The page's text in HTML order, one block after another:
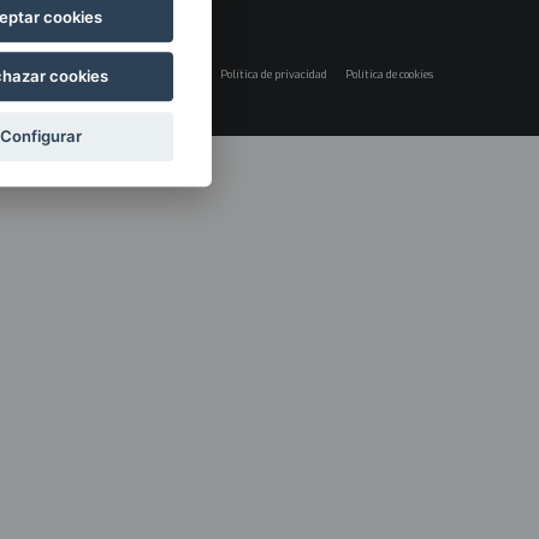
Política de privacidad Política de cookies
cookies
cookies
Configurar